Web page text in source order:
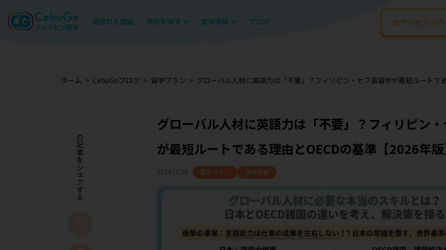
選ばれる理由 学校を探す 留学情報 ブログ カウンセリン
ホーム CebuGoブログ 留学プラン グローバル人材に英語力は「不要」？フィリピン・セブ島留学が最短ルートで
この記事をシェアする
グローバル人材に英語力は「不要」？フィリピン
が最短ルートである理由とOECDの基準【2026年
2024.11.29 留学プラン 語学学習